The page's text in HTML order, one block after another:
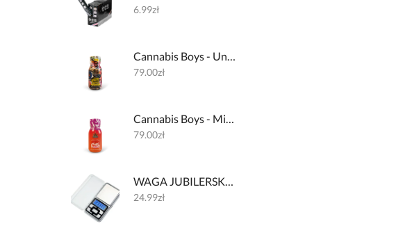
6.99zł
79.00zł
79.00zł
24.99zł